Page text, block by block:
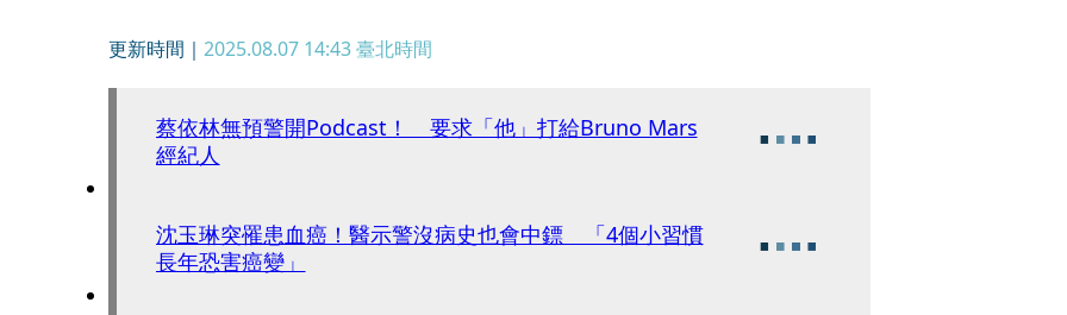
更新時間｜ 2025.08.07 14:43臺北時間
蔡依林無預警開Podcast！ 要求「他」打給Bruno Mars
經紀人
沈玉琳突罹患血癌！醫示警沒病史也會中鏢 「4個小習慣
長年恐害癌變」